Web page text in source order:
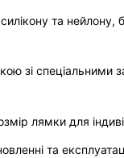
силікону та нейлону,
зі спеціальними
лямки для
та